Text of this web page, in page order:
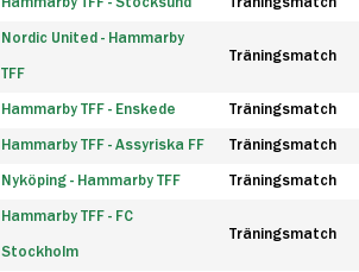
Nordic United - Hammarby
TFF
Träningsmatch
Hammarby TFF - Enskede Träningsmatch
Hammarby TFF - Assyriska FF Träningsmatch
Nyköping - Hammarby TFF Träningsmatch
Hammarby TFF - FC
Stockholm
Träningsmatch